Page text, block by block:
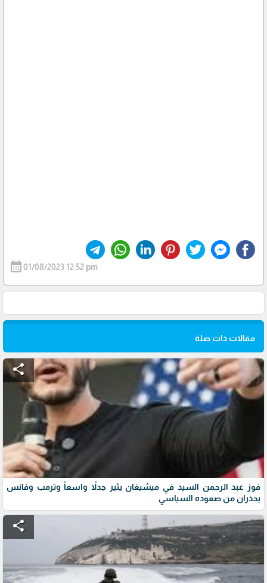
calendar_month01/08/2023 12:52 pm
مقالات ذات صلة
share
فوز عبد الرحمن السيد في ميشيغان يثير جدلاً واسعاً وترمب وفانس
يحذران من صعوده السياسي
share